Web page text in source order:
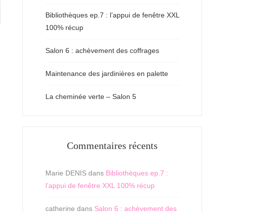
Bibliothèques ep.7 : l’appui de fenêtre XXL
100% récup
Salon 6 : achèvement des coffrages
Maintenance des jardinières en palette
La cheminée verte – Salon 5
Commentaires récents
Marie DENIS dans Bibliothèques ep.7 :
l’appui de fenêtre XXL 100% récup
catherine dans Salon 6 : achèvement des